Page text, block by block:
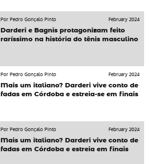
Por Pedro Gonçalo Pinto
February 2024
Darderi e Bagnis protagonizam feito
raríssimo na história do tênis masculino
Por Pedro Gonçalo Pinto
February 2024
Mais um italiano? Darderi vive conto de
fadas em Córdoba e estreia-se em finais
Por Pedro Gonçalo Pinto
February 2024
Mais um italiano? Darderi vive conto de
fadas em Córdoba e estreia em finais